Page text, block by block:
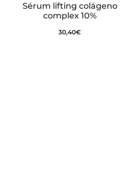
Sérum lifting colágeno
complex 10%
30,40€